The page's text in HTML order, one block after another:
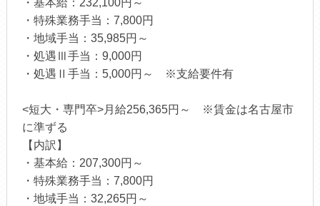
・基本給：232,100円～
・特殊業務手当：7,800円
・地域手当：35,985円～
・処遇Ⅲ手当：9,000円
・処遇Ⅱ手当：5,000円～ ※支給要件有
<短大・専門卒>月給256,365円～ ※賃金は名古屋市
に準ずる
【内訳】
・基本給：207,300円～
・特殊業務手当：7,800円
・地域手当：32,265円～